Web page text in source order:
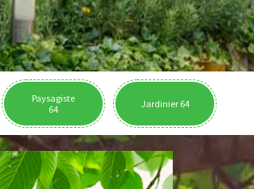
Paysagiste
64
Jardinier 64